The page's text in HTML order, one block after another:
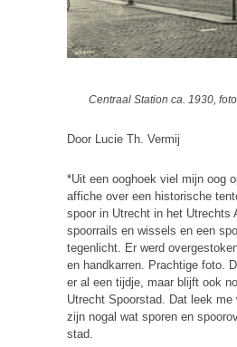
Centraal Station ca. 1930,
Door Lucie Th. Vermij
*Uit een ooghoek viel mijn oog
affiche over een historische
spoor in Utrecht in het Utrechts
spoorrails en wissels en een
tegenlicht. Er werd
en handkarren. Prachtige foto.
er al een tijdje, maar blijft ook
Utrecht Spoorstad. Dat leek me
zijn nogal wat sporen en
stad.